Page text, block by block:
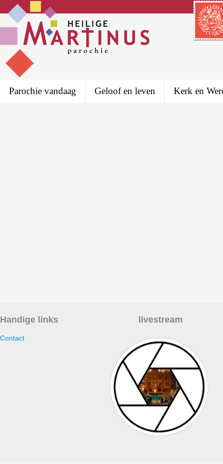
Parochie vandaag Geloof en leven Kerk en
Handige links
Contact
livestream